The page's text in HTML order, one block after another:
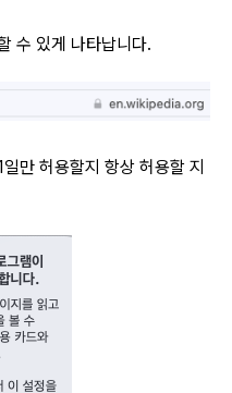
수 있게 나타납니다.
만 허용할지 항상 허용할 지